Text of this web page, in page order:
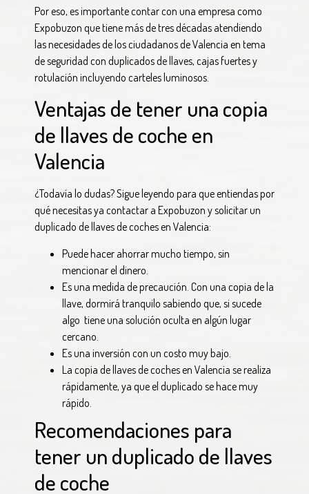
Por eso, es importante contar con una empresa como
Expobuzon que tiene más de tres décadas atendiendo
las necesidades de los ciudadanos de Valencia en tema
de seguridad con duplicados de llaves, cajas fuertes y
rotulación incluyendo carteles luminosos.
Ventajas de tener una copia
de llaves de coche en
Valencia
¿Todavía lo dudas? Sigue leyendo para que entiendas por
qué necesitas ya contactar a Expobuzon y solicitar un
duplicado de llaves de coches en Valencia:
Puede hacer ahorrar mucho tiempo, sin
mencionar el dinero.
Es una medida de precaución. Con una copia de la
llave, dormirá tranquilo sabiendo que, si sucede
algo tiene una solución oculta en algún lugar
cercano.
Es una inversión con un costo muy bajo.
La copia de llaves de coches en Valencia se realiza
rápidamente, ya que el duplicado se hace muy
rápido.
Recomendaciones para
tener un duplicado de llaves
de coche